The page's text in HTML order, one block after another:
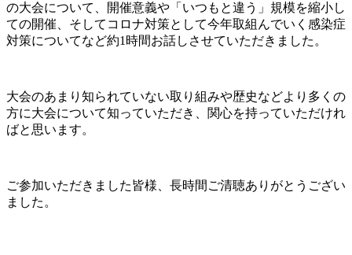
の大会について、開催意義や「いつもと違う」規模を縮小し
ての開催、そしてコロナ対策として今年取組んでいく感染症
対策についてなど約1時間お話しさせていただきました。
大会のあまり知られていない取り組みや歴史などより多くの
方に大会について知っていただき、関心を持っていただけれ
ばと思います。
ご参加いただきました皆様、長時間ご清聴ありがとうござい
ました。